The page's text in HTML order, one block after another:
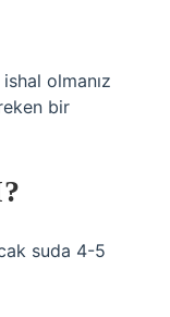
olmanız
bir
suda 4-5